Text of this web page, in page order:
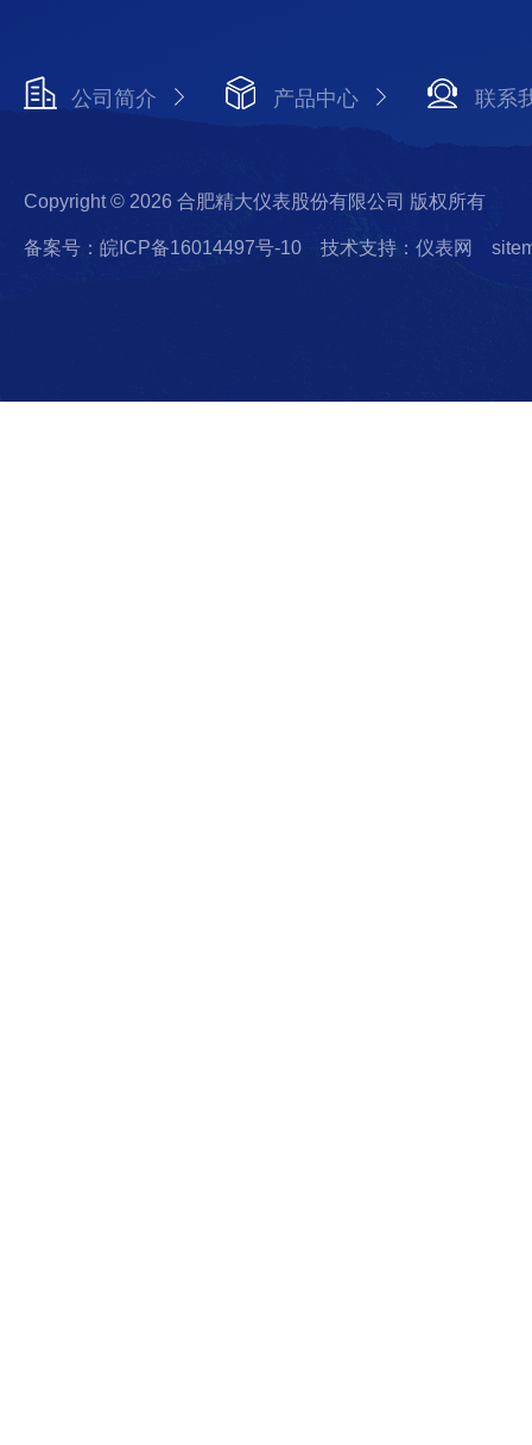
公司简介 产品中心 联系
Copyright © 2026 合肥精大仪表股份有限公司 版权所有
备案号：皖ICP备16014497号-10 技术支持：仪表网